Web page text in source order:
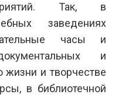
Так, в
заведениях
часы и
и
и творчестве
в библиотечной